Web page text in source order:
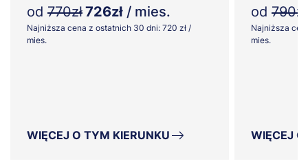
od 770zł726zł / mies.
Najniższa cena z ostatnich 30 dni: 720 zł /
mies.
WIĘCEJ O TYM KIERUNKU
od 790zł
Najniższa
mies.
WIĘCEJ